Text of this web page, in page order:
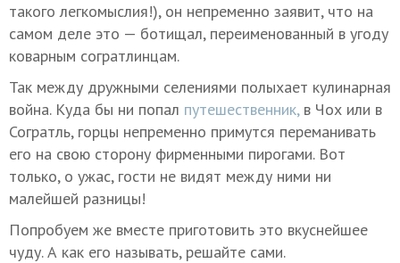
такого легкомыслия!), он непременно заявит, что на
самом деле это — ботищал, переименованный в угоду
коварным согратлинцам.
Так между дружными селениями полыхает кулинарная
война. Куда бы ни попал путешественник,в Чох или в
Согратль, горцы непременно примутся переманивать
его на свою сторону фирменными пирогами. Вот
только, о ужас, гости не видят между ними ни
малейшей разницы!
Попробуем же вместе приготовить это вкуснейшее
чуду. А как его называть, решайте сами.